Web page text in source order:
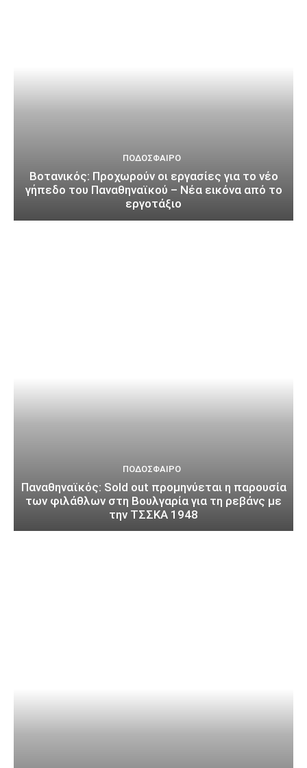
ΠΟΔΌΣΦΑΙΡΟ
Βοτανικός: Προχωρούν οι εργασίες για το νέο
γήπεδο του Παναθηναϊκού – Νέα εικόνα από το
εργοτάξιο
ΠΟΔΌΣΦΑΙΡΟ
Παναθηναϊκός: Sold out προμηνύεται η παρουσία
των φιλάθλων στη Βουλγαρία για τη ρεβάνς με
την ΤΣΣΚΑ 1948